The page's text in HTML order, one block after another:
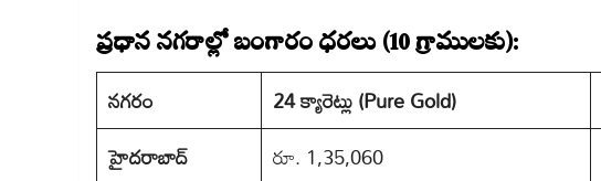
ప్రధాన నగరాల్లో బంగారం ధరలు (10 గ్రాములకు):
నగరం 24 క్యారెట్లు (Pure Gold)
హైదరాబాద్
రూ. 1,35,060